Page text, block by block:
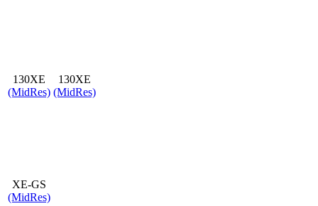
130XE
(MidRes)
130XE
(MidRes)
XE-GS
(MidRes)